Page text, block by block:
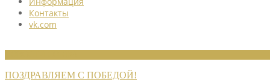
Контакты
vk.com
ПОЗДРАВЛЯЕМ С ПОБЕДОЙ!